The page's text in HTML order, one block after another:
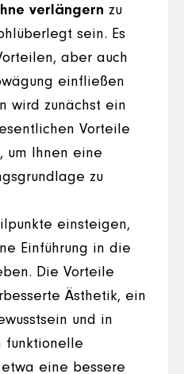
verlängern zu
sein. Es
aber auch
einfließen
wird zunächst ein
Vorteile
um Ihnen eine
zu
einsteigen,
Einführung in die
Die Vorteile
Ästhetik, ein
und in
funktionelle
eine bessere